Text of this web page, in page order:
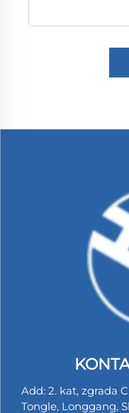
Add: 2. kat, zgrada
Tongle, Longgang,